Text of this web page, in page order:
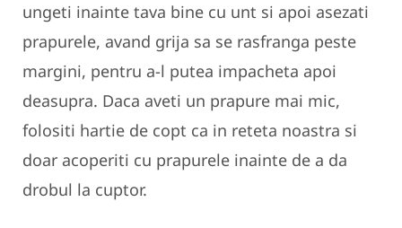
ungeti inainte tava bine cu unt si apoi asezati
prapurele, avand grija sa se rasfranga peste
margini, pentru a-l putea impacheta apoi
deasupra. Daca aveti un prapure mai mic,
folositi hartie de copt ca in reteta noastra si
doar acoperiti cu prapurele inainte de a da
drobul la cuptor.